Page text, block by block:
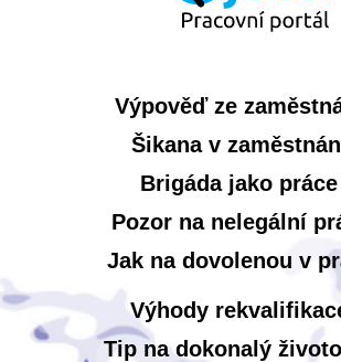
Výpověď ze
Šikana v
Brigáda jako práce
Pozor na nelegální
Jak na dovolenou v
Výhody
Tip na dokonalý